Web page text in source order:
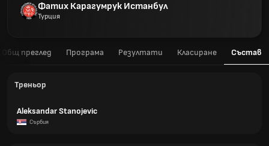
Фатих Карагумрук Истанбул
Турция
Общ преглед Програма Резултати Класиране Състав
Треньор
Aleksandar Stanojevic
Сърбия